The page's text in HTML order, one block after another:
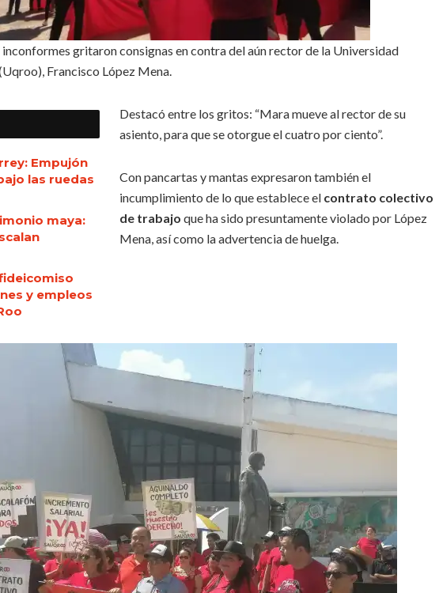
gritaron consignas en contra del aún rector de la Universidad
Francisco López Mena.
Empujón
las ruedas
maya:
y empleos
Destacó entre los gritos: “Mara mueve al rector de su
asiento, para que se otorgue el cuatro por ciento”.
Con pancartas y mantas expresaron también el
incumplimiento de lo que establece el contrato colectivo
de trabajo que ha sido presuntamente violado por López
Mena, así como la advertencia de huelga.